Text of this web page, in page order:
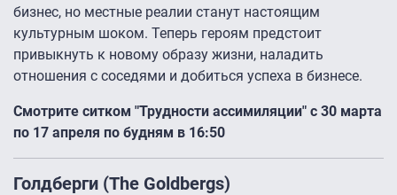
бизнес, но местные реалии станут настоящим
культурным шоком. Теперь героям предстоит
привыкнуть к новому образу жизни, наладить
отношения с соседями и добиться успеха в бизнесе.
Смотрите ситком "Трудности ассимиляции" с 30 марта
по 17 апреля по будням в 16:50
Голдберги (The Goldbergs)